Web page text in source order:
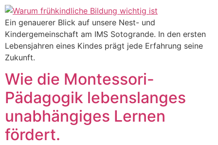
Ein genauerer Blick auf unsere Nest- und
Kindergemeinschaft am IMS Sotogrande. In den ersten
Lebensjahren eines Kindes prägt jede Erfahrung seine
Zukunft.
Wie die Montessori-
Pädagogik lebenslanges
unabhängiges Lernen
fördert.